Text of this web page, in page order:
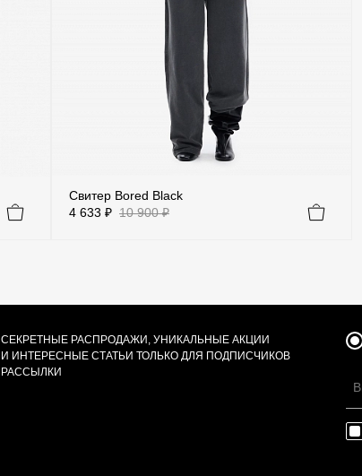
Свитер Bored Black
4 633 ₽ 10 900 ₽
СЕКРЕТНЫЕ РАСПРОДАЖИ, УНИКАЛЬНЫЕ АКЦИИ
И ИНТЕРЕСНЫЕ СТАТЬИ ТОЛЬКО ДЛЯ ПОДПИСЧИКОВ
РАССЫЛКИ